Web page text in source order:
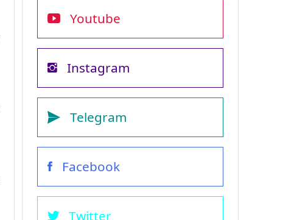
Youtube
Instagram
Telegram
Facebook
Twitter